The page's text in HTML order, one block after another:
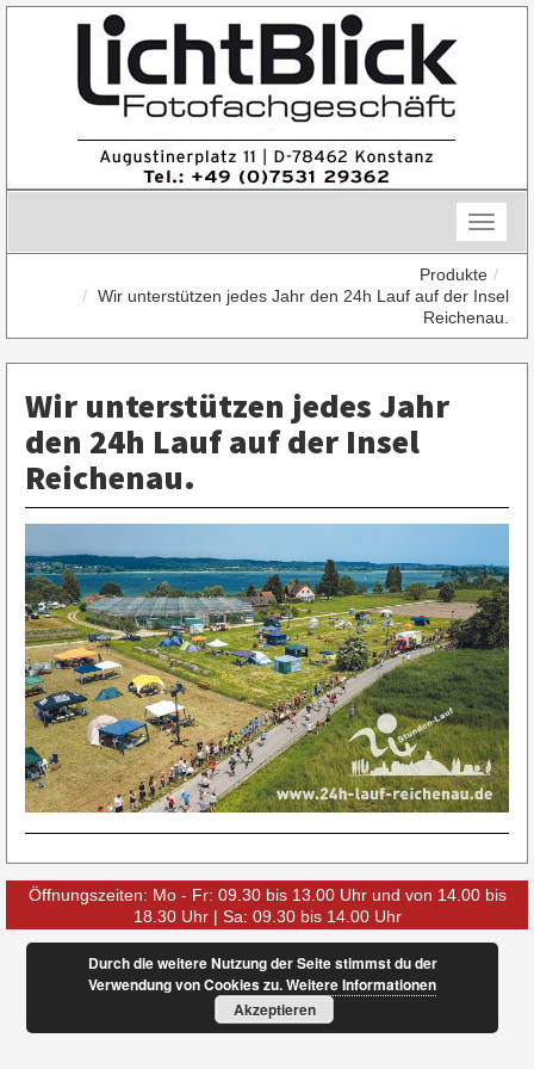
Toggle
Produkte
Wir unterstützen jedes Jahr den 24h Lauf auf der Insel
Reichenau.
Wir unterstützen jedes Jahr
den 24h Lauf auf der Insel
Reichenau.
Öffnungszeiten: Mo - Fr: 09.30 bis 13.00 Uhr und von 14.00 bis
18.30 Uhr | Sa: 09.30 bis 14.00 Uhr
Durch die weitere Nutzung der Seite stimmst du der
Verwendung von Cookies zu.Weitere Informationen
Akzeptieren